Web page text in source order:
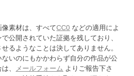
像素材は、すべてCC0 などの適用によ
公開されていた証拠を残しており、
るようなことは決してありません。
いのにもかかわらず自分の作品が公
、
メールフォーム よりご報告下さ